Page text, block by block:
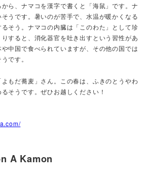
ら、ナマコを漢字で書くと「海鼠」です。ナ
うです。暑いのが苦手で、水温が暖かくなる
そう。ナマコの内臓は「このわた」として珍
すると、消化器官を吐き出すという習性があ
中国で食べられていますが、その他の国では
です。
もだ蕎麦」さん。この春は、ふきのとうやわ
そうです。ぜひお越しください！
A Kamon